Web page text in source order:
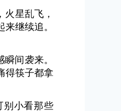
星乱飞，
继续追。
间袭来。
得筷子都拿
别小看那些